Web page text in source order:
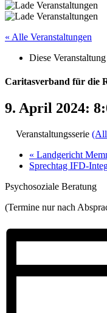
« Alle Veranstaltungen
Diese
Caritasverband für die
9. April 2024:
Veranstaltungsserie
« Landgericht
Sprechtag IFD-
Psychosoziale Beratung
(Termine nur nach